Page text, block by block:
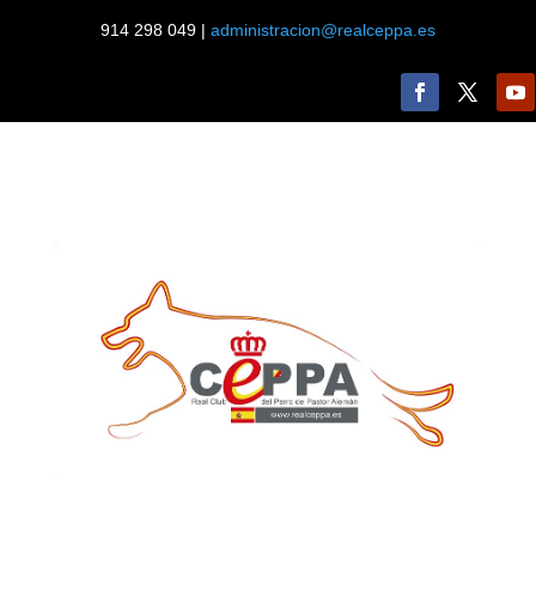
914 298 049 | administracion@realceppa.es